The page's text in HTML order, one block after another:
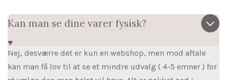
Kan man se dine varer fysisk?
Nej, desværre det er kun en webshop, men mod aftale
kan man få lov til at se et mindre udvalg ( 4-5 emner ) for